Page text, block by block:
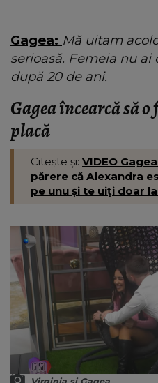
Gagea: Mă uitam
serioasă. Femeia nu
după 20 de ani.
Gagea încearcă să
placă
Citește și: VIDEO
părere că Alexandra
pe unu și te uiți doar